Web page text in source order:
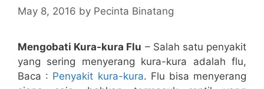
May 8, 2016 by Pecinta Binatang
Mengobati Kura-kura Flu – Salah satu penyakit
yang sering menyerang kura-kura adalah flu,
Baca : Penyakit kura-kura. Flu bisa menyerang